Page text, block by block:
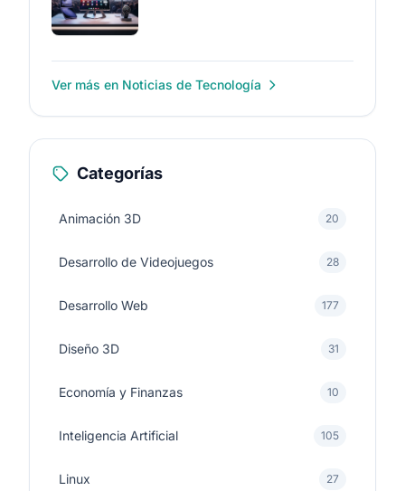
Ver más en Noticias de Tecnología
Categorías
Animación 3D 20
Desarrollo de Videojuegos 28
Desarrollo Web 177
Diseño 3D 31
Economía y Finanzas 10
Inteligencia Artificial 105
Linux 27